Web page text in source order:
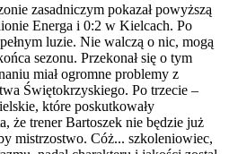
zasadniczym pokazał powyższą
Energa i 0:2 w Kielcach. Po
luzie. Nie walczą o nic, mogą
sezonu. Przekonał się o tym
miał ogromne problemy z
Świętokrzyskiego. Po trzecie –
które poskutkowały
że trener Bartoszek nie będzie już
mistrzostwo. Cóż... szkoleniowiec,